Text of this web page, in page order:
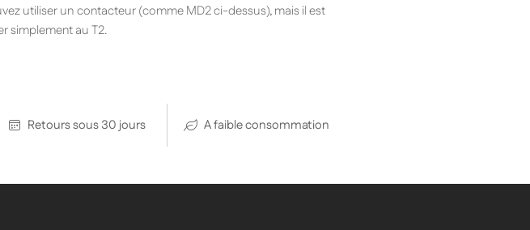
utiliser un contacteur (comme MD2 ci-dessus), mais il est
simplement au T2.
Retours sous 30 jours A faible consommation